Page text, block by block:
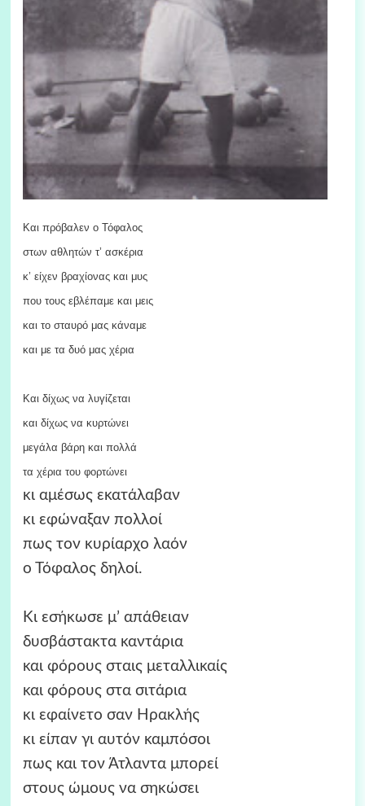
Και πρόβαλεν ο Τόφαλος
στων αθλητών τ’ ασκέρια
κ’ είχεν βραχίονας και μυς
που τους εβλέπαμε και μεις
και το σταυρό μας κάναμε
και με τα δυό μας χέρια
Και δίχως να λυγίζεται
και δίχως να κυρτώνει
μεγάλα βάρη και πολλά
τα χέρια του φορτώνει
κι αμέσως εκατάλαβαν
κι εφώναξαν πολλοί
πως τον κυρίαρχο λαόν
ο Τόφαλος δηλοί.
Κι εσήκωσε μ’ απάθειαν
δυσβάστακτα καντάρια
και φόρους σταις μεταλλικαίς
και φόρους στα σιτάρια
κι εφαίνετο σαν Ηρακλής
κι είπαν γι αυτόν καμπόσοι
πως και τον Άτλαντα μπορεί
στους ώμους να σηκώσει